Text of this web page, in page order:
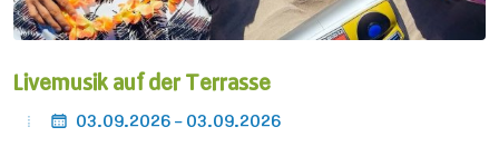
Livemusik auf der Terrasse
03.09.2026 - 03.09.2026